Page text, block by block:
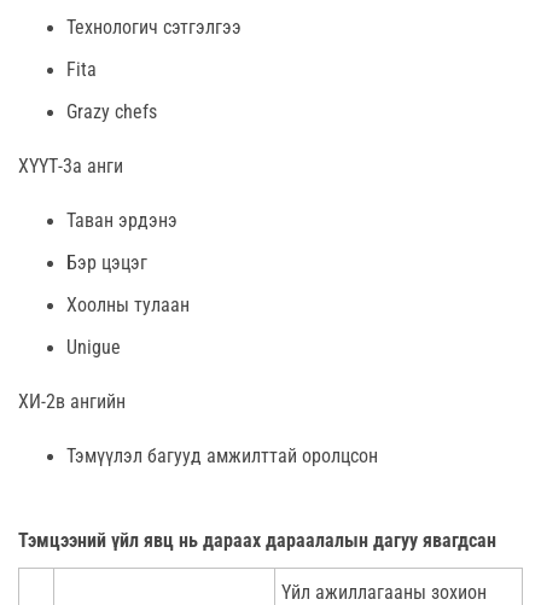
Технологич сэтгэлгээ
Fita
Grazy chefs
ХҮҮТ-3а анги
Таван эрдэнэ
Бэр цэцэг
Хоолны тулаан
Unigue
ХИ-2в ангийн
Тэмүүлэл багууд амжилттай оролцсон
Тэмцээний үйл явц нь дараах дараалалын дагуу явагдсан
Үйл ажиллагааны зохион